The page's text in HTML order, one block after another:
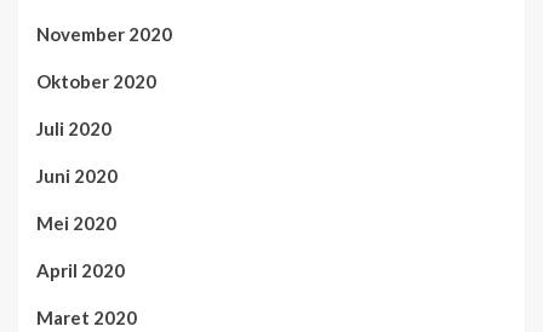
November 2020
Oktober 2020
Juli 2020
Juni 2020
Mei 2020
April 2020
Maret 2020